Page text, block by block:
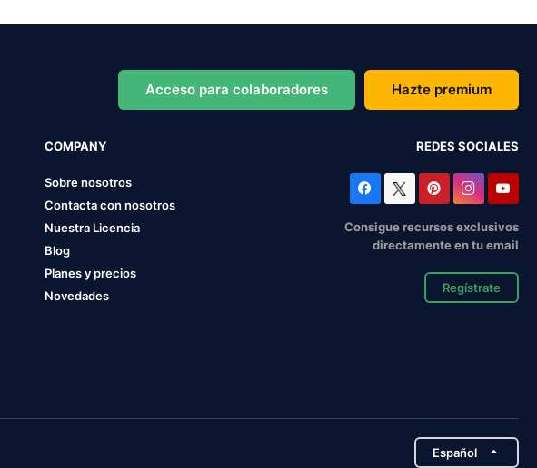
Acceso para colaboradores Hazte premium
COMPANY
Sobre nosotros
Contacta con nosotros
Nuestra Licencia
Blog
Planes y precios
Novedades
REDES SOCIALES
Consigue recursos exclusivos
directamente en tu email
Regístrate
Español